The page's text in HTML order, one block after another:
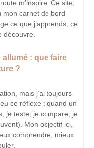
m’inspire. Ce site,
mon carnet de bord
ce que j’apprends, ce
découvre.
allumé : que faire
?
mais j’ai toujours
ce réflexe : quand un
je teste, je compare, je
Mon objectif ici,
comprendre, mieux